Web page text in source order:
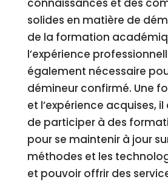
connaissances et des
solides en matière de
de la formation
l’expérience
également nécessaire
démineur confirmé. Une
et l’expérience acquises,
de participer à des
pour se maintenir à jour
méthodes et les
et pouvoir offrir des